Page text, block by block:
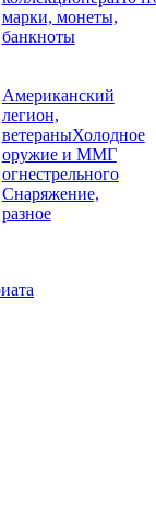
марки, монеты,
банкноты
Американский
легион,
ветераныХолодное
оружие и ММГ
огнестрельного
Снаряжение,
разное